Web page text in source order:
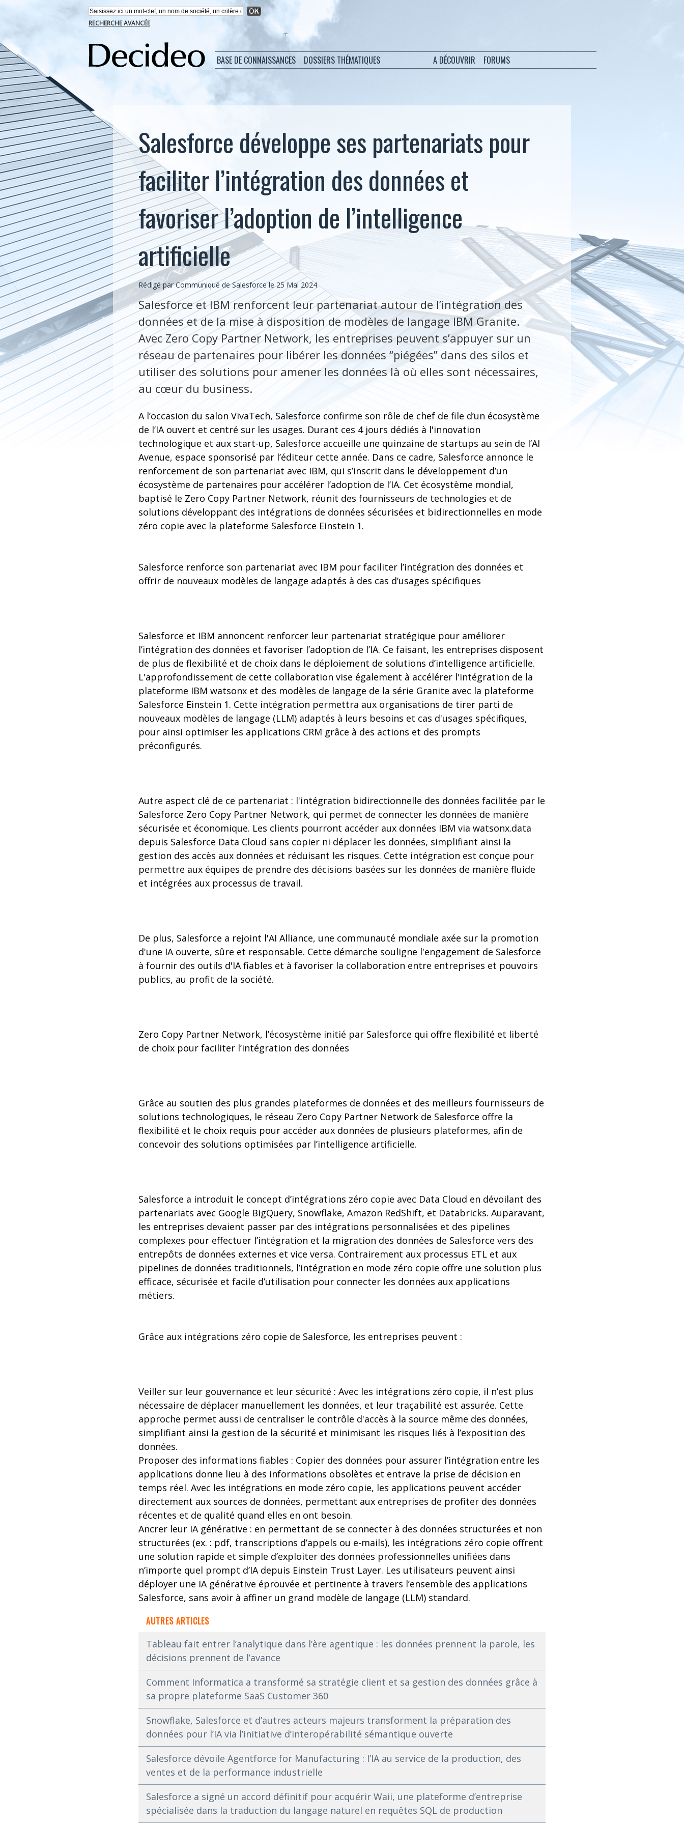
RECHERCHE AVANCÉE
BASE DE CONNAISSANCES DOSSIERS THÉMATIQUES A DÉCOUVRIR FORUMS
Salesforce développe ses partenariats pour
faciliter l’intégration des données et
favoriser l’adoption de l’intelligence
artificielle
Rédigé par Communiqué de Salesforce le 25 Mai 2024
Salesforce et IBM renforcent leur partenariat autour de l’intégration des
données et de la mise à disposition de modèles de langage IBM Granite.
Avec Zero Copy Partner Network, les entreprises peuvent s’appuyer sur un
réseau de partenaires pour libérer les données “piégées” dans des silos et
utiliser des solutions pour amener les données là où elles sont nécessaires,
au cœur du business.
A l’occasion du salon VivaTech, Salesforce confirme son rôle de chef de file d’un écosystème
de l’IA ouvert et centré sur les usages. Durant ces 4 jours dédiés à l'innovation
technologique et aux start-up, Salesforce accueille une quinzaine de startups au sein de l’AI
Avenue, espace sponsorisé par l’éditeur cette année. Dans ce cadre, Salesforce annonce le
renforcement de son partenariat avec IBM, qui s’inscrit dans le développement d’un
écosystème de partenaires pour accélérer l’adoption de l’IA. Cet écosystème mondial,
baptisé le Zero Copy Partner Network, réunit des fournisseurs de technologies et de
solutions développant des intégrations de données sécurisées et bidirectionnelles en mode
zéro copie avec la plateforme Salesforce Einstein 1.
Salesforce renforce son partenariat avec IBM pour faciliter l’intégration des données et
offrir de nouveaux modèles de langage adaptés à des cas d’usages spécifiques
Salesforce et IBM annoncent renforcer leur partenariat stratégique pour améliorer
l’intégration des données et favoriser l’adoption de l’IA. Ce faisant, les entreprises disposent
de plus de flexibilité et de choix dans le déploiement de solutions d’intelligence artificielle.
L'approfondissement de cette collaboration vise également à accélérer l'intégration de la
plateforme IBM watsonx et des modèles de langage de la série Granite avec la plateforme
Salesforce Einstein 1. Cette intégration permettra aux organisations de tirer parti de
nouveaux modèles de langage (LLM) adaptés à leurs besoins et cas d'usages spécifiques,
pour ainsi optimiser les applications CRM grâce à des actions et des prompts
préconfigurés.
Autre aspect clé de ce partenariat : l'intégration bidirectionnelle des données facilitée par le
Salesforce Zero Copy Partner Network, qui permet de connecter les données de manière
sécurisée et économique. Les clients pourront accéder aux données IBM via watsonx.data
depuis Salesforce Data Cloud sans copier ni déplacer les données, simplifiant ainsi la
gestion des accès aux données et réduisant les risques. Cette intégration est conçue pour
permettre aux équipes de prendre des décisions basées sur les données de manière fluide
et intégrées aux processus de travail.
De plus, Salesforce a rejoint l'AI Alliance, une communauté mondiale axée sur la promotion
d'une IA ouverte, sûre et responsable. Cette démarche souligne l'engagement de Salesforce
à fournir des outils d'IA fiables et à favoriser la collaboration entre entreprises et pouvoirs
publics, au profit de la société.
Zero Copy Partner Network, l’écosystème initié par Salesforce qui offre flexibilité et liberté
de choix pour faciliter l’intégration des données
Grâce au soutien des plus grandes plateformes de données et des meilleurs fournisseurs de
solutions technologiques, le réseau Zero Copy Partner Network de Salesforce offre la
flexibilité et le choix requis pour accéder aux données de plusieurs plateformes, afin de
concevoir des solutions optimisées par l’intelligence artificielle.
Salesforce a introduit le concept d’intégrations zéro copie avec Data Cloud en dévoilant des
partenariats avec Google BigQuery, Snowflake, Amazon RedShift, et Databricks. Auparavant,
les entreprises devaient passer par des intégrations personnalisées et des pipelines
complexes pour effectuer l’intégration et la migration des données de Salesforce vers des
entrepôts de données externes et vice versa. Contrairement aux processus ETL et aux
pipelines de données traditionnels, l’intégration en mode zéro copie offre une solution plus
efficace, sécurisée et facile d’utilisation pour connecter les données aux applications
métiers.
Grâce aux intégrations zéro copie de Salesforce, les entreprises peuvent :
Veiller sur leur gouvernance et leur sécurité : Avec les intégrations zéro copie, il n’est plus
nécessaire de déplacer manuellement les données, et leur traçabilité est assurée. Cette
approche permet aussi de centraliser le contrôle d'accès à la source même des données,
simplifiant ainsi la gestion de la sécurité et minimisant les risques liés à l’exposition des
données.
Proposer des informations fiables : Copier des données pour assurer l’intégration entre les
applications donne lieu à des informations obsolètes et entrave la prise de décision en
temps réel. Avec les intégrations en mode zéro copie, les applications peuvent accéder
directement aux sources de données, permettant aux entreprises de profiter des données
récentes et de qualité quand elles en ont besoin.
Ancrer leur IA générative : en permettant de se connecter à des données structurées et non
structurées (ex. : pdf, transcriptions d’appels ou e-mails), les intégrations zéro copie offrent
une solution rapide et simple d’exploiter des données professionnelles unifiées dans
n’importe quel prompt d’IA depuis Einstein Trust Layer. Les utilisateurs peuvent ainsi
déployer une IA générative éprouvée et pertinente à travers l’ensemble des applications
Salesforce, sans avoir à affiner un grand modèle de langage (LLM) standard.
AUTRES ARTICLES
Tableau fait entrer l’analytique dans l’ère agentique : les données prennent la parole, les
décisions prennent de l’avance
Comment Informatica a transformé sa stratégie client et sa gestion des données grâce à
sa propre plateforme SaaS Customer 360
Snowflake, Salesforce et d’autres acteurs majeurs transforment la préparation des
données pour l’IA via l’initiative d’interopérabilité sémantique ouverte
Salesforce dévoile Agentforce for Manufacturing : l’IA au service de la production, des
ventes et de la performance industrielle
Salesforce a signé un accord définitif pour acquérir Waii, une plateforme d’entreprise
spécialisée dans la traduction du langage naturel en requêtes SQL de production